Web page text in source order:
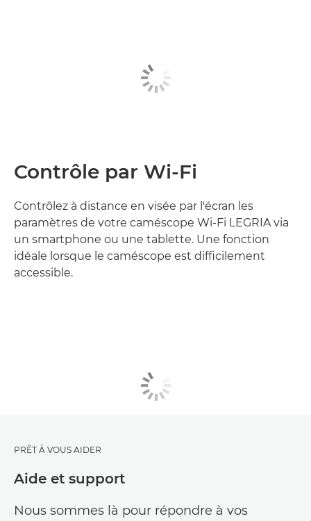
Contrôle par Wi-Fi
Contrôlez à distance en visée par l'écran les
paramètres de votre caméscope Wi-Fi LEGRIA via
un smartphone ou une tablette. Une fonction
idéale lorsque le caméscope est difficilement
accessible.
PRÊT À VOUS AIDER
Aide et support
Nous sommes là pour répondre à vos